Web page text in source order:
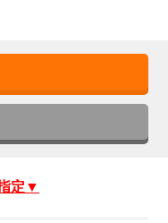
定▼